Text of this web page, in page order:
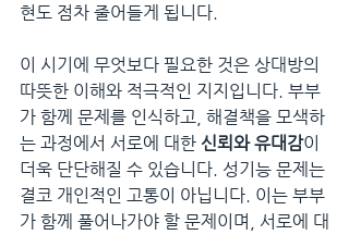
현도 점차 줄어들게 됩니다.
이 시기에 무엇보다 필요한 것은 상대방의
따뜻한 이해와 적극적인 지지입니다. 부부
가 함께 문제를 인식하고, 해결책을 모색하
는 과정에서 서로에 대한 신뢰와 유대감이
더욱 단단해질 수 있습니다. 성기능 문제는
결코 개인적인 고통이 아닙니다. 이는 부부
가 함께 풀어나가야 할 문제이며, 서로에 대